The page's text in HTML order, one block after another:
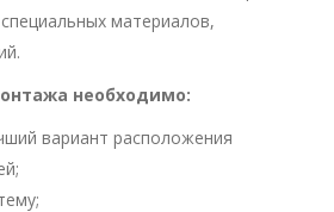
материалов,
необходимо:
вариант расположения